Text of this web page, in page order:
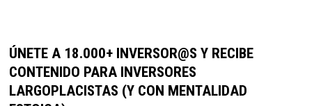
ÚNETE A 18.000+ INVERSOR@S Y RECIBE
CONTENIDO PARA INVERSORES
LARGOPLACISTAS (Y CON MENTALIDAD
cookies,
algunas
funcionalidades
desaparecerán